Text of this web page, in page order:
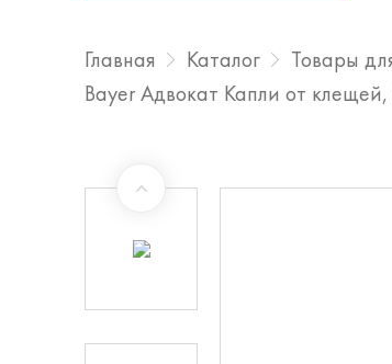
Главная Каталог Товары
Bayer Адвокат Капли от